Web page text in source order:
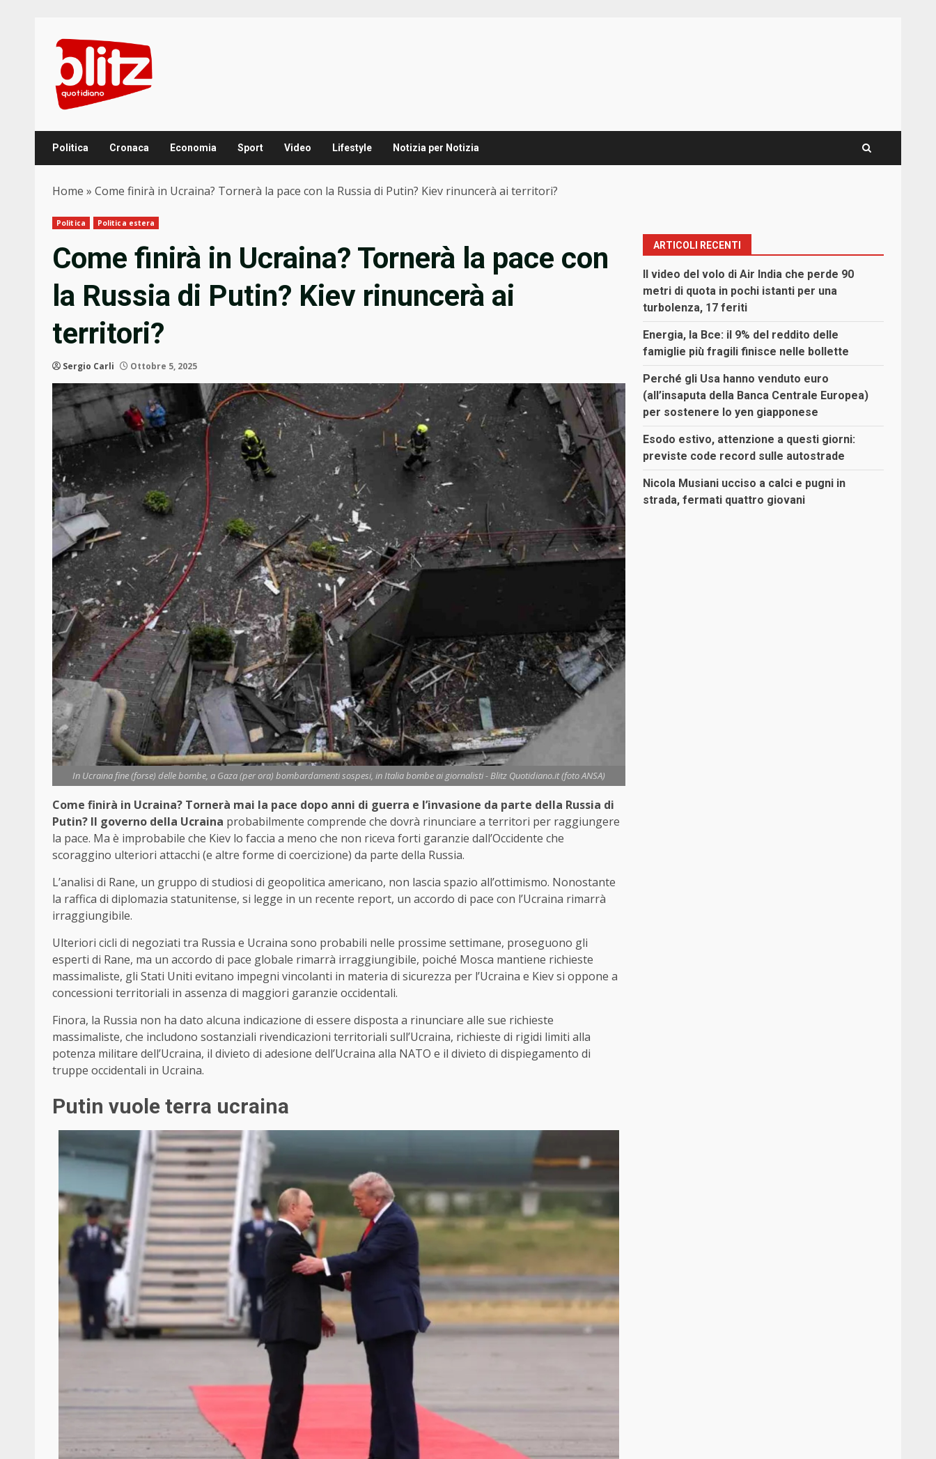
content
Politica Cronaca Economia Sport Video Lifestyle Notizia per Notizia
Home » Come finirà in Ucraina? Tornerà la pace con la Russia di Putin? Kiev rinuncerà ai territori?
Politica Politica estera
Come finirà in Ucraina? Tornerà la pace con
la Russia di Putin? Kiev rinuncerà ai
territori?
Sergio Carli Ottobre 5, 2025
In Ucraina fine (forse) delle bombe, a Gaza (per ora) bombardamenti sospesi, in Italia bombe ai giornalisti - Blitz Quotidiano.it (foto ANSA)
Come finirà in Ucraina? Tornerà mai la pace dopo anni di guerra e l’invasione da parte della Russia di
Putin? Il governo della Ucraina probabilmente comprende che dovrà rinunciare a territori per raggiungere
la pace. Ma è improbabile che Kiev lo faccia a meno che non riceva forti garanzie dall’Occidente che
scoraggino ulteriori attacchi (e altre forme di coercizione) da parte della Russia.
L’analisi di Rane, un gruppo di studiosi di geopolitica americano, non lascia spazio all’ottimismo. Nonostante
la raffica di diplomazia statunitense, si legge in un recente report, un accordo di pace con l’Ucraina rimarrà
irraggiungibile.
Ulteriori cicli di negoziati tra Russia e Ucraina sono probabili nelle prossime settimane, proseguono gli
esperti di Rane, ma un accordo di pace globale rimarrà irraggiungibile, poiché Mosca mantiene richieste
massimaliste, gli Stati Uniti evitano impegni vincolanti in materia di sicurezza per l’Ucraina e Kiev si oppone a
concessioni territoriali in assenza di maggiori garanzie occidentali.
Finora, la Russia non ha dato alcuna indicazione di essere disposta a rinunciare alle sue richieste
massimaliste, che includono sostanziali rivendicazioni territoriali sull’Ucraina, richieste di rigidi limiti alla
potenza militare dell’Ucraina, il divieto di adesione dell’Ucraina alla NATO e il divieto di dispiegamento di
truppe occidentali in Ucraina.
Putin vuole terra ucraina
ARTICOLI RECENTI
Il video del volo di Air India che perde 90
metri di quota in pochi istanti per una
turbolenza, 17 feriti
Energia, la Bce: il 9% del reddito delle
famiglie più fragili finisce nelle bollette
Perché gli Usa hanno venduto euro
(all’insaputa della Banca Centrale Europea)
per sostenere lo yen giapponese
Esodo estivo, attenzione a questi giorni:
previste code record sulle autostrade
Nicola Musiani ucciso a calci e pugni in
strada, fermati quattro giovani